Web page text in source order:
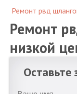
Ремонт рвд
Ремонт
низкой
Оставьте